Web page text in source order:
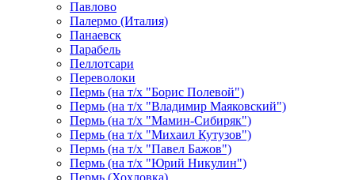
Павлово
Палермо (Италия)
Панаевск
Парабель
Пеллотсари
Переволоки
Пермь (на т/х "Борис Полевой")
Пермь (на т/х "Владимир Маяковский")
Пермь (на т/х "Мамин-Сибиряк")
Пермь (на т/х "Михаил Кутузов")
Пермь (на т/х "Павел Бажов")
Пермь (на т/х "Юрий Никулин")
Пермь (Хохловка)